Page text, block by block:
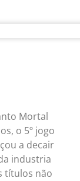
Mortal
o 5º jogo
a decair
industria
títulos não